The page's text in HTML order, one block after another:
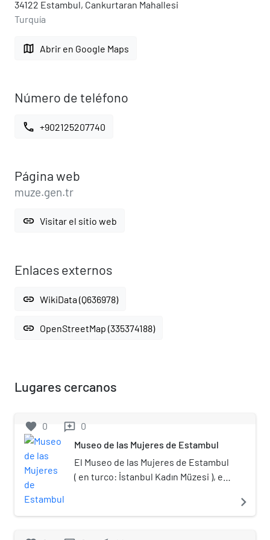
34122 Estambul, Cankurtaran Mahallesi
Turquía
map Abrir en Google Maps
Número de teléfono
call +902125207740
Página web
muze.gen.tr
link Visitar el sitio web
Enlaces externos
link WikiData (Q636978)
link OpenStreetMap (335374188)
Lugares cercanos
favorite 0 reviews 0
Museo de las Mujeres de Estambul
El Museo de las Mujeres de Estambul
( en turco: İstanbul Kadın Müzesi ), es
en la ciudad de Estambul creado en
navigate_next